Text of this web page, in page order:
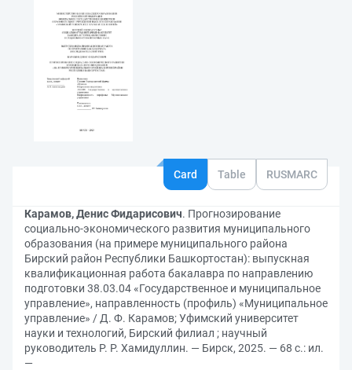
Card Table RUSMARC
Карамов, Денис Фидарисович. Прогнозирование
социально-экономического развития муниципального
образования (на примере муниципального района
Бирский район Республики Башкортостан): выпускная
квалификационная работа бакалавра по направлению
подготовки 38.03.04 «Государственное и муниципальное
управление», направленность (профиль) «Муниципальное
управление» / Д. Ф. Карамов; Уфимский университет
науки и технологий, Бирский филиал ; научный
руководитель Р. Р. Хамидуллин. — Бирск, 2025. — 68 с.: ил.
—